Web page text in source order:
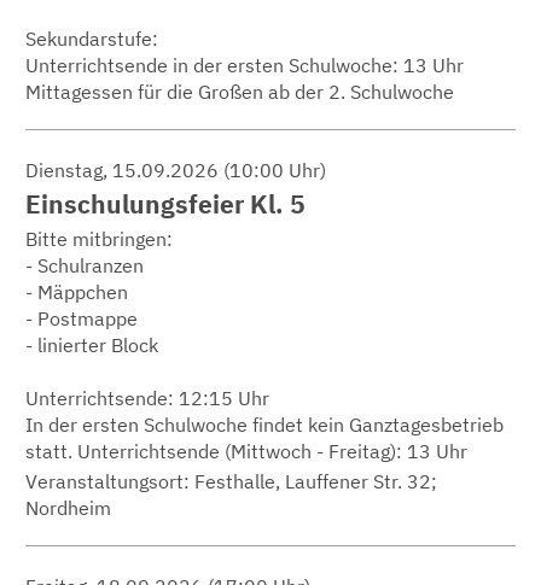
Sekundarstufe:
Unterrichtsende in der ersten Schulwoche: 13 Uhr
Mittagessen für die Großen ab der 2. Schulwoche
Dienstag, 15.09.2026 (10:00 Uhr)
Einschulungsfeier Kl. 5
Bitte mitbringen:
- Schulranzen
- Mäppchen
- Postmappe
- linierter Block
Unterrichtsende: 12:15 Uhr
In der ersten Schulwoche findet kein Ganztagesbetrieb
statt. Unterrichtsende (Mittwoch - Freitag): 13 Uhr
Veranstaltungsort: Festhalle, Lauffener Str. 32;
Nordheim